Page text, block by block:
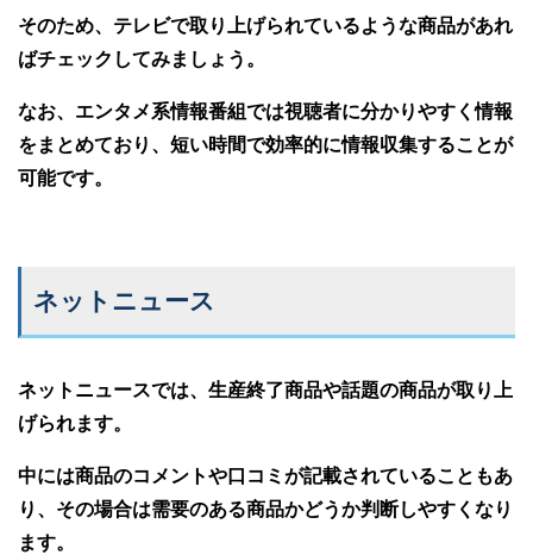
そのため、テレビで取り上げられているような商品があれ
ばチェックしてみましょう。
なお、エンタメ系情報番組では視聴者に分かりやすく情報
をまとめており、短い時間で効率的に情報収集することが
可能です。
ネットニュース
ネットニュースでは、生産終了商品や話題の商品が取り上
げられます。
中には商品のコメントや口コミが記載されていることもあ
り、その場合は需要のある商品かどうか判断しやすくなり
ます。